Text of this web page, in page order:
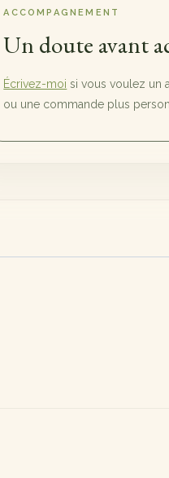
ACCOMPAGNEMENT
Un doute avant
Écrivez-moi si vous voulez un
ou une commande plus